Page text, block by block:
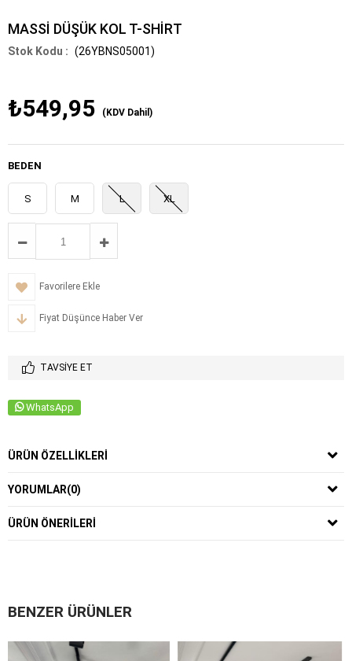
MASSİ DÜŞÜK KOL T-SHİRT
(26YBNS05001)
₺549,95 (KDV Dahil)
BEDEN
S M L XL
Favorilere Ekle
Fiyat Düşünce Haber Ver
TAVSIYE ET
WhatsApp
ÜRÜN ÖZELLIKLERI
YORUMLAR(0)
ÜRÜN ÖNERILERI
BENZER ÜRÜNLER